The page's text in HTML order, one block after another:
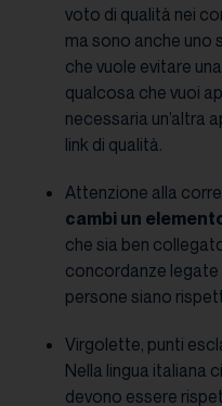
voto di qualità nei
ma sono anche uno
che vuole evitare
qualcosa che vuoi
necessaria un’altra
link di qualità.
Attenzione alla
cambi un
che sia ben
concordanze legate
persone siano
Virgolette, punti
Nella lingua italiana
devono essere